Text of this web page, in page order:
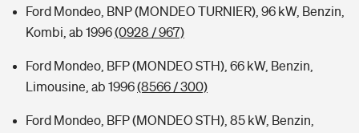
Ford Mondeo, BNP (MONDEO TURNIER), 96 kW, Benzin,
Kombi, ab 1996(0928 / 967)
Ford Mondeo, BFP (MONDEO STH), 66 kW, Benzin,
Limousine, ab 1996(8566 / 300)
Ford Mondeo, BFP (MONDEO STH), 85 kW, Benzin,